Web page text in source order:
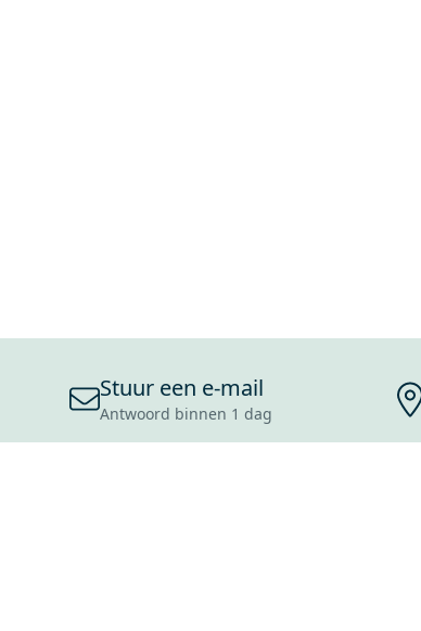
Stuur een e-mail
Antwoord binnen 1 dag